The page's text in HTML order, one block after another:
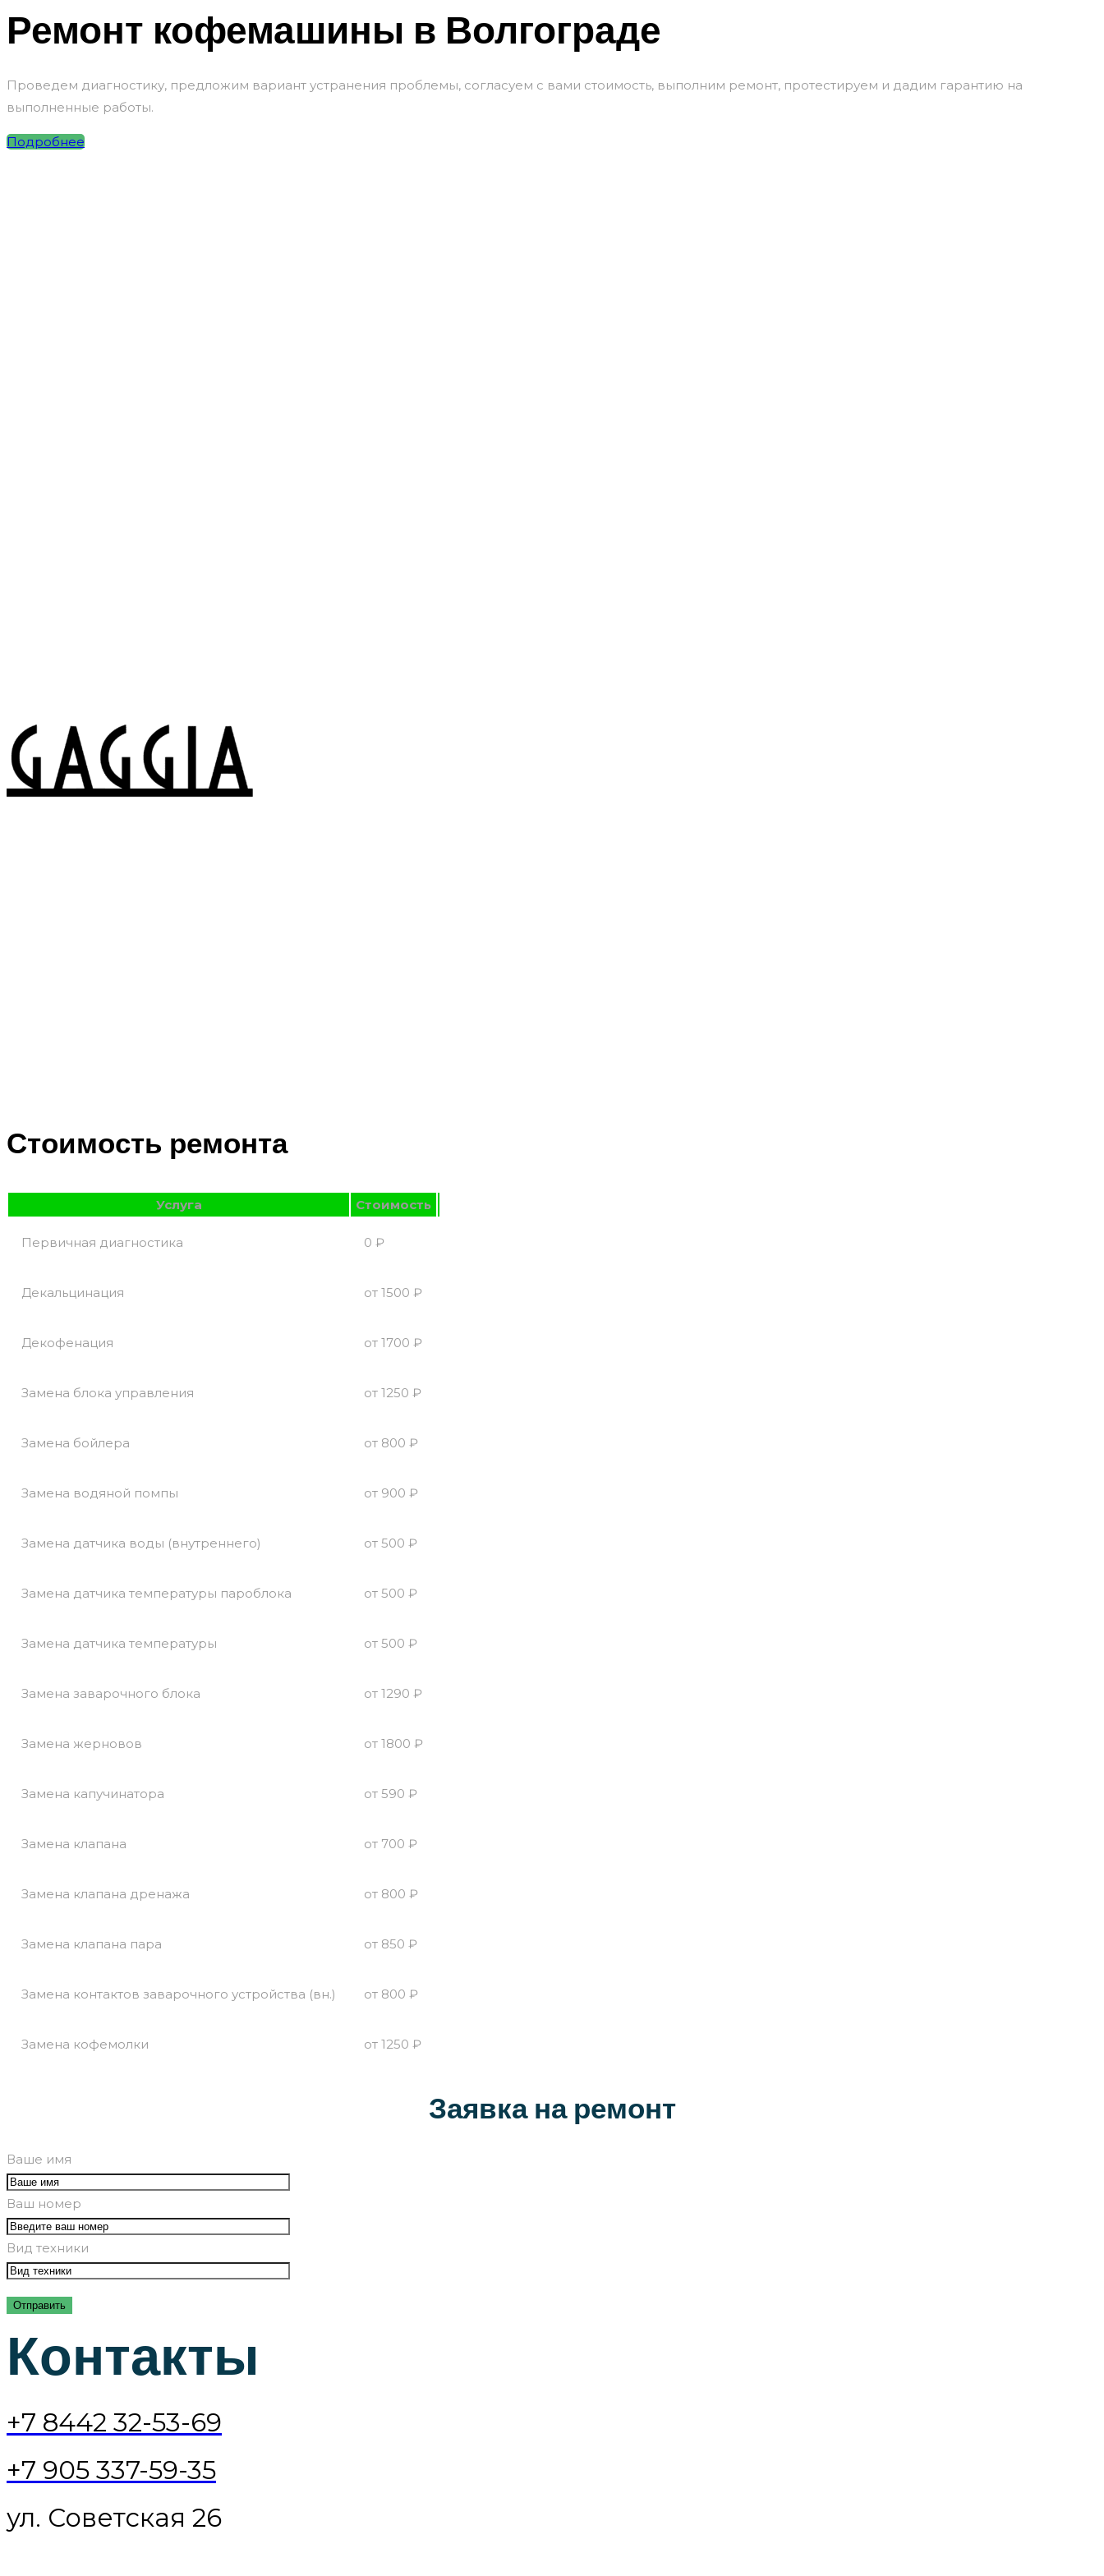
Ремонт кофемашины в Волгограде
Проведем диагностику, предложим вариант устранения проблемы, согласуем с вами стоимость, выполним ремонт, протестируем и дадим гарантию на
выполненные работы.
Подробнее
Стоимость ремонта
Услуга Стоимость
Первичная диагностика 0 ₽
Декальцинация от 1500 ₽
Декофенация от 1700 ₽
Замена блока управления от 1250 ₽
Замена бойлера от 800 ₽
Замена водяной помпы от 900 ₽
Замена датчика воды (внутреннего) от 500 ₽
Замена датчика температуры пароблока от 500 ₽
Замена датчика температуры от 500 ₽
Замена заварочного блока от 1290 ₽
Замена жерновов от 1800 ₽
Замена капучинатора от 590 ₽
Замена клапана от 700 ₽
Замена клапана дренажа от 800 ₽
Замена клапана пара от 850 ₽
Замена контактов заварочного устройства (вн.) от 800 ₽
Замена кофемолки от 1250 ₽
Заявка на ремонт
Ваше имя
Ваш номер
Вид техники
Контакты
+7 8442 32-53-69
+7 905 337-59-35
ул. Советская 26